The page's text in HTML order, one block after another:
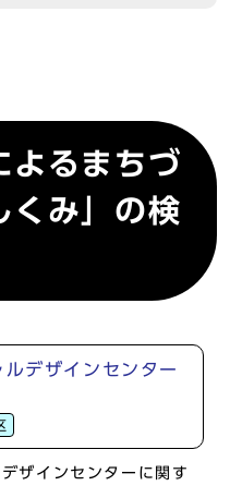
よるまちづ
くみ」の検
デザインセンター
ザインセンターに関す